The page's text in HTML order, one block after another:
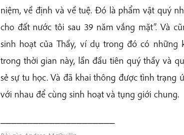
niệm, về định và về tuệ. Đó là phẩm vật quý
cho đất nước tôi sau 39 năm vắng mặt”. Và
sinh hoạt của Thầy, ví dụ trong đó có
trong thời gian này, lần đầu tiên quý thầy và
sẻ sự tu học. Và đã khai thông được tình trạng
với nhau để cùng sinh hoạt và tụng giới chung.